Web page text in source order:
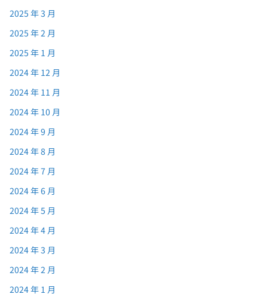
2025 年 3 月
2025 年 2 月
2025 年 1 月
2024 年 12 月
2024 年 11 月
2024 年 10 月
2024 年 9 月
2024 年 8 月
2024 年 7 月
2024 年 6 月
2024 年 5 月
2024 年 4 月
2024 年 3 月
2024 年 2 月
2024 年 1 月